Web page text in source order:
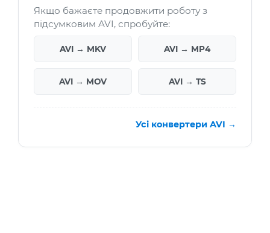
Якщо бажаєте продовжити роботу з
підсумковим AVI, спробуйте:
AVI → MKV AVI → MP4
AVI → MOV AVI → TS
Усі конвертери AVI →